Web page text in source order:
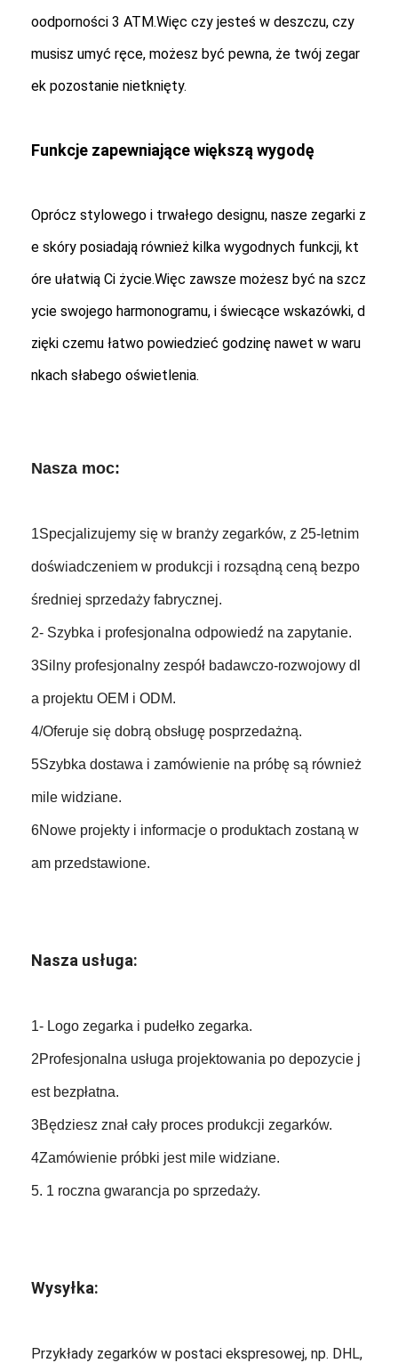
oodporności 3 ATM.Więc czy jesteś w deszczu, czy
musisz umyć ręce, możesz być pewna, że twój zegar
ek pozostanie nietknięty.
Funkcje zapewniające większą wygodę
Oprócz stylowego i trwałego designu, nasze zegarki z
e skóry posiadają również kilka wygodnych funkcji, kt
óre ułatwią Ci życie.Więc zawsze możesz być na szcz
ycie swojego harmonogramu, i świecące wskazówki, d
zięki czemu łatwo powiedzieć godzinę nawet w waru
nkach słabego oświetlenia.
Nasza moc:
1Specjalizujemy się w branży zegarków, z 25-letnim
doświadczeniem w produkcji i rozsądną ceną bezpo
średniej sprzedaży fabrycznej.
2- Szybka i profesjonalna odpowiedź na zapytanie.
3Silny profesjonalny zespół badawczo-rozwojowy dl
a projektu OEM i ODM.
4/Oferuje się dobrą obsługę posprzedażną.
5Szybka dostawa i zamówienie na próbę są również
mile widziane.
6Nowe projekty i informacje o produktach zostaną w
am przedstawione.
Nasza usługa:
1- Logo zegarka i pudełko zegarka.
2Profesjonalna usługa projektowania po depozycie j
est bezpłatna.
3Będziesz znał cały proces produkcji zegarków.
4Zamówienie próbki jest mile widziane.
5. 1 roczna gwarancja po sprzedaży.
Wysyłka:
Przykłady zegarków w postaci ekspresowej, np. DHL,